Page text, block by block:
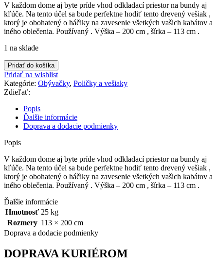
V každom dome aj byte príde vhod odkladací priestor na bundy aj
kľúče. Na tento účel sa bude perfektne hodiť tento drevený vešiak ,
ktorý je obohatený o háčiky na zavesenie všetkých vašich kabátov a
iného oblečenia. Používaný . Výška – 200 cm , šírka – 113 cm .
1 na sklade
množstvo
Vešiak
drevený
(
Pridať do košíka
Pridať na wishlist
Kategórie: Obývačky, Poličky a vešiaky
Zdieľať:
Popis
Ďalšie informácie
Doprava a dodacie podmienky
Popis
V každom dome aj byte príde vhod odkladací priestor na bundy aj
kľúče. Na tento účel sa bude perfektne hodiť tento drevený vešiak ,
ktorý je obohatený o háčiky na zavesenie všetkých vašich kabátov a
iného oblečenia. Používaný . Výška – 200 cm , šírka – 113 cm .
Ďalšie informácie
Hmotnosť 25 kg
Rozmery 113 × 200 cm
Doprava a dodacie podmienky
DOPRAVA KURIÉROM